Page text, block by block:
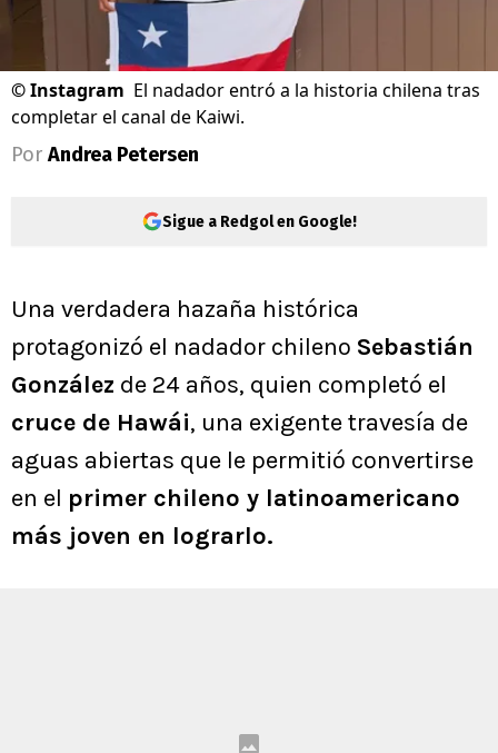
©Instagram El nadador entró a la historia chilena tras
completar el canal de Kaiwi.
Por Andrea Petersen
Sigue a Redgol en Google!
Una verdadera hazaña histórica
protagonizó el nadador chileno Sebastián
González de 24 años, quien completó el
cruce de Hawái, una exigente travesía de
aguas abiertas que le permitió convertirse
en el primer chileno y latinoamericano
más joven en lograrlo.